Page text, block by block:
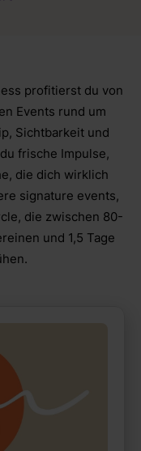
profitierst du von
Events rund um
Sichtbarkeit und
frische Impulse,
die dich wirklich
signature events,
die zwischen 80-
und 1,5 Tage